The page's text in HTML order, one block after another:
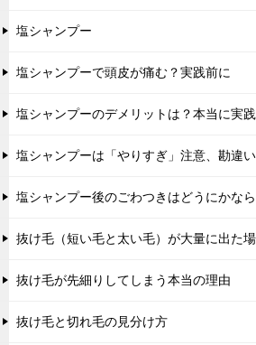
塩シャンプー
塩シャンプーで頭皮が痛む？実践前に
塩シャンプーのデメリットは？本当に実
塩シャンプーは「やりすぎ」注意、勘違
塩シャンプー後のごわつきはどうにかな
抜け毛（短い毛と太い毛）が大量に出た
抜け毛が先細りしてしまう本当の理由
抜け毛と切れ毛の見分け方